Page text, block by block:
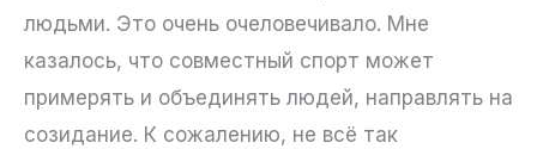
людьми. Это очень очеловечивало. Мне
казалось, что совместный спорт может
примерять и объединять людей, направлять на
созидание. К сожалению, не всё так